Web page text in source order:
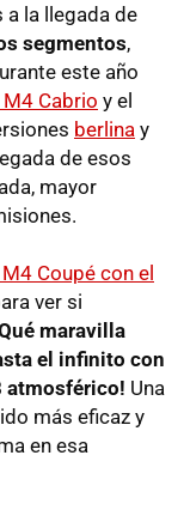
la llegada de
segmentos,
este año
M4 Cabrio y el
berlina y
de esos
mayor
Coupé con el
ver si
maravilla
el infinito con
atmosférico! Una
más eficaz y
en esa